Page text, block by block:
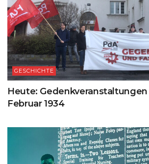
GESCHICHTE
Heute: Gedenkveranstaltungen
Februar 1934